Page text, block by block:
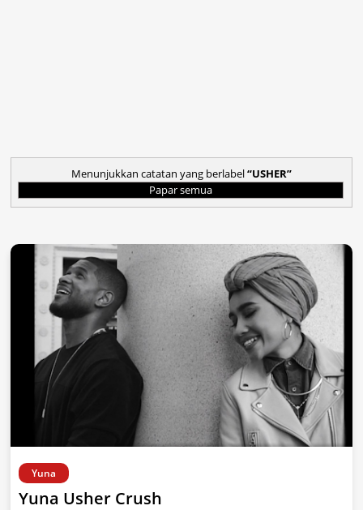
Menunjukkan catatan yang berlabel USHER
Papar semua
Yuna
Yuna Usher Crush